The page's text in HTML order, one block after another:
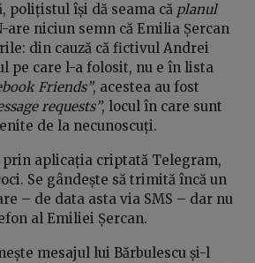
polițistul își dă seama că planul
are niciun semn că Emilia Șercan
din cauză că fictivul Andrei
pe care l-a folosit, nu e în lista
Friends”, acestea au fost
requests”, locul în care sunt
de la necunoscuți.
prin aplicația criptată Telegram,
Se gândește să trimită încă un
– de data asta via SMS – dar nu
al Emiliei Șercan.
mesajul lui Bărbulescu și-l